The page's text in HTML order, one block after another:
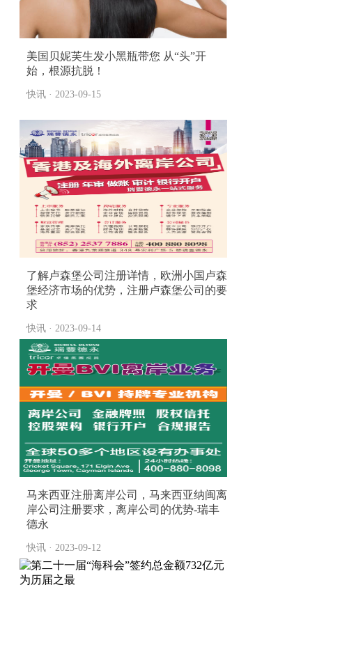
美国贝妮芙生发小黑瓶带您 从“头”开
始，根源抗脱！
快讯 · 2023-09-15
了解卢森堡公司注册详情，欧洲小国卢森
堡经济市场的优势，注册卢森堡公司的要
求
快讯 · 2023-09-14
马来西亚注册离岸公司，马来西亚纳闽离
岸公司注册要求，离岸公司的优势-瑞丰
德永
快讯 · 2023-09-12